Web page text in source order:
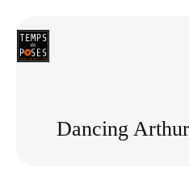
Dancing